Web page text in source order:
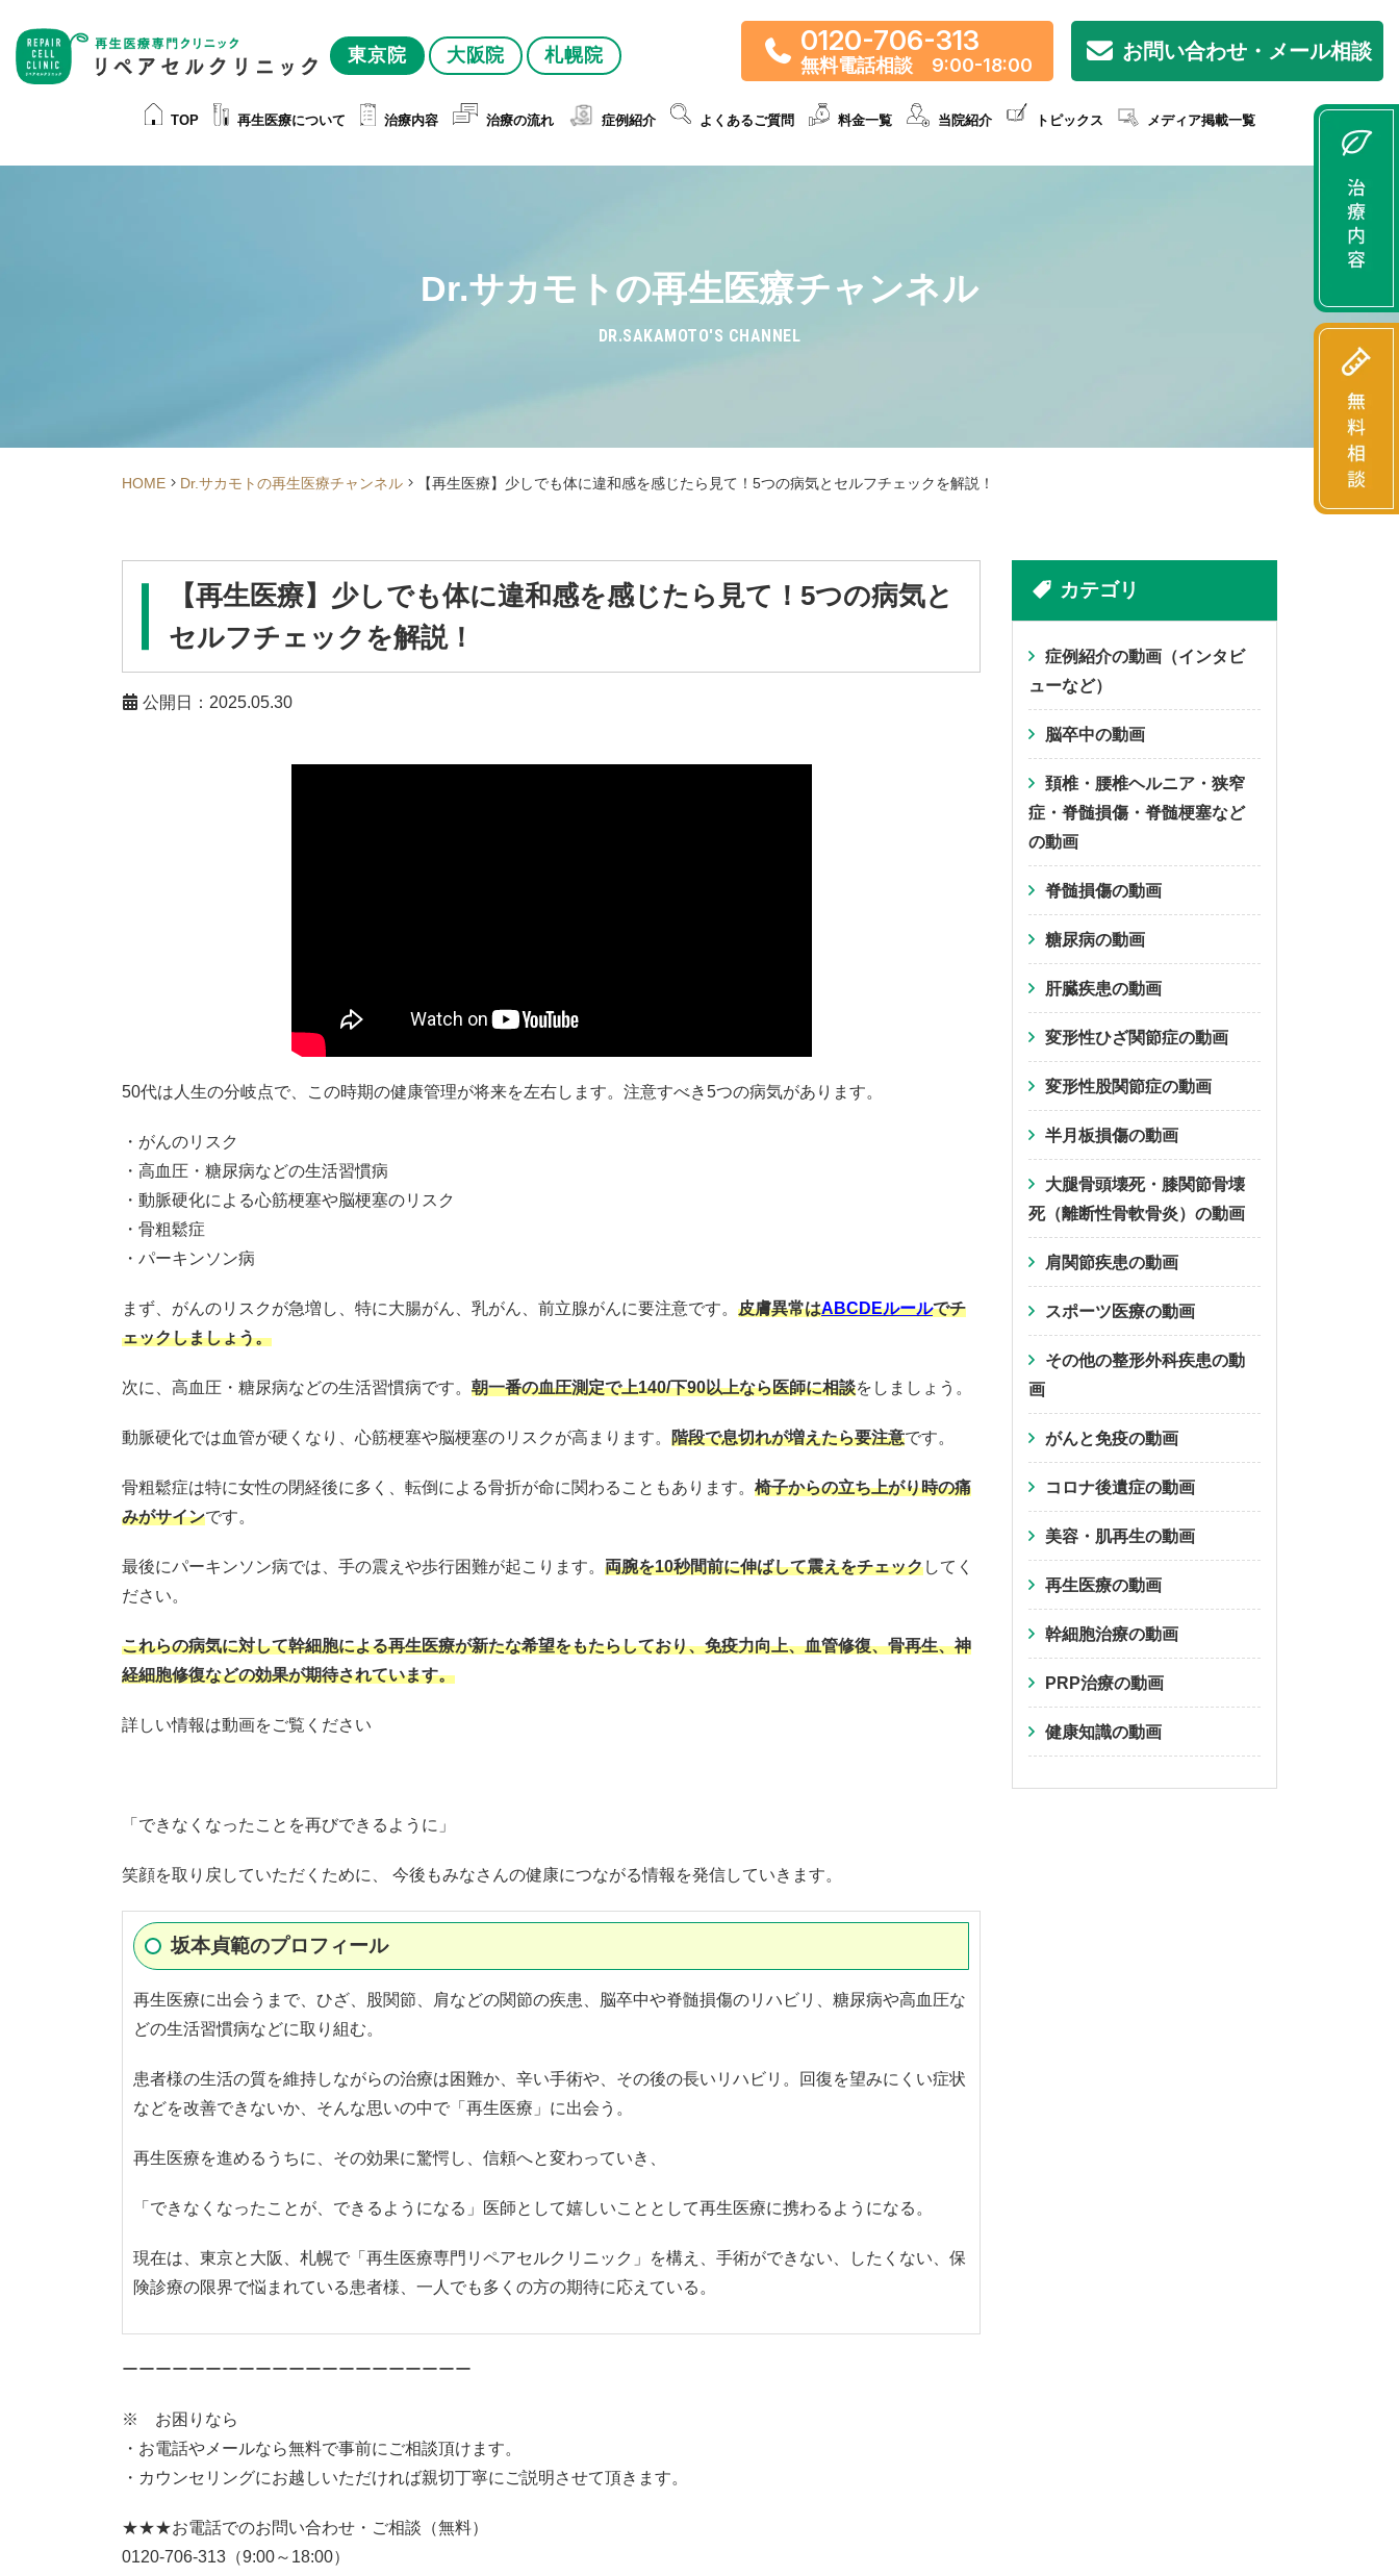
東京院 大阪院 札幌院 0120-706-313
無料電話相談 9:00-18:00
お問い合わせ・メール相談
TOP 再生医療について 治療内容 治療の流れ 症例紹介 よくあるご質問 料金一覧 当院紹介 トピックス メディア掲載一覧
Dr.サカモトの再生医療チャンネル
DR.SAKAMOTO'S CHANNEL
HOME Dr.サカモトの再生医療チャンネル 【再生医療】少しでも体に違和感を感じたら見て！5つの病気とセルフチェックを解説！
【再生医療】少しでも体に違和感を感じたら見て！5つの病気と
セルフチェックを解説！
公開日：2025.05.30
50代は人生の分岐点で、この時期の健康管理が将来を左右します。注意すべき5つの病気があります。
がんのリスク
高血圧・糖尿病などの生活習慣病
動脈硬化による心筋梗塞や脳梗塞のリスク
骨粗鬆症
パーキンソン病
まず、がんのリスクが急増し、特に大腸がん、乳がん、前立腺がんに要注意です。 皮膚異常はABCDEルールでチ
ェックしましょう。
次に、高血圧・糖尿病などの生活習慣病です。 朝一番の血圧測定で上140/下90以上なら医師に相談をしましょう。
動脈硬化では血管が硬くなり、心筋梗塞や脳梗塞のリスクが高まります。 階段で息切れが増えたら要注意です。
骨粗鬆症は特に女性の閉経後に多く、転倒による骨折が命に関わることもあります。 椅子からの立ち上がり時の痛
みがサインです。
最後にパーキンソン病では、手の震えや歩行困難が起こります。 両腕を10秒間前に伸ばして震えをチェックしてく
ださい。
これらの病気に対して幹細胞による再生医療が新たな希望をもたらしており、免疫力向上、血管修復、骨再生、神
経細胞修復などの効果が期待されています。
詳しい情報は動画をご覧ください
「できなくなったことを再びできるように」
笑顔を取り戻していただくために、 今後もみなさんの健康につながる情報を発信していきます。
坂本貞範のプロフィール
再生医療に出会うまで、ひざ、股関節、肩などの関節の疾患、脳卒中や脊髄損傷のリハビリ、糖尿病や高血圧な
どの生活習慣病などに取り組む。
患者様の生活の質を維持しながらの治療は困難か、辛い手術や、その後の長いリハビリ。回復を望みにくい症状
などを改善できないか、そんな思いの中で「再生医療」に出会う。
再生医療を進めるうちに、その効果に驚愕し、信頼へと変わっていき、
「できなくなったことが、できるようになる」医師として嬉しいこととして再生医療に携わるようになる。
現在は、東京と大阪、札幌で「再生医療専門リペアセルクリニック」を構え、手術ができない、したくない、保
険診療の限界で悩まれている患者様、一人でも多くの方の期待に応えている。
ーーーーーーーーーーーーーーーーーーーーー
※ お困りなら
・お電話やメールなら無料で事前にご相談頂けます。
・カウンセリングにお越しいただければ親切丁寧にご説明させて頂きます。
★★★お電話でのお問い合わせ・ご相談（無料）
0120-706-313（9:00～18:00）
カテゴリ
症例紹介の動画（インタビ
ューなど）
脳卒中の動画
頚椎・腰椎ヘルニア・狭窄
症・脊髄損傷・脊髄梗塞など
の動画
脊髄損傷の動画
糖尿病の動画
肝臓疾患の動画
変形性ひざ関節症の動画
変形性股関節症の動画
半月板損傷の動画
大腿骨頭壊死・膝関節骨壊
死（離断性骨軟骨炎）の動画
肩関節疾患の動画
スポーツ医療の動画
その他の整形外科疾患の動
画
がんと免疫の動画
コロナ後遺症の動画
美容・肌再生の動画
再生医療の動画
幹細胞治療の動画
PRP治療の動画
健康知識の動画